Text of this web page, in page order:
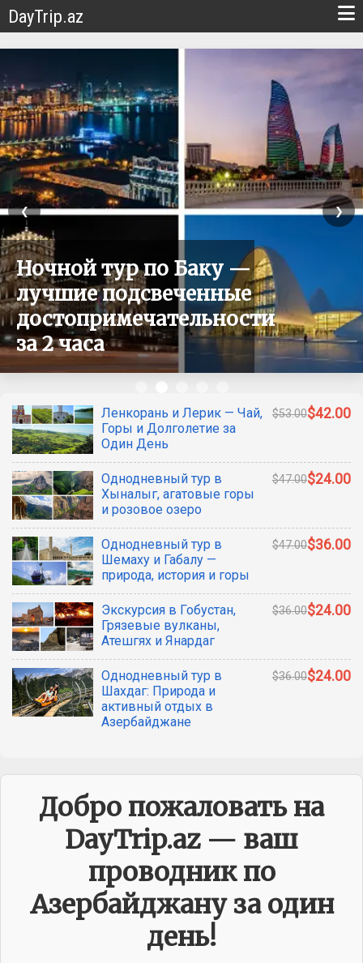
DayTrip.az
Ночной тур по Баку —
лучшие подсвеченные
достопримечательности
за 2 часа
❮ ❯
Ленкорань и Лерик — Чай,
Горы и Долголетие за
Один День
$53.00$42.00
Однодневный тур в
Хыналыг, агатовые горы
и розовое озеро
$47.00$24.00
Однодневный тур в
Шемаху и Габалу —
природа, история и горы
$47.00$36.00
Экскурсия в Гобустан,
Грязевые вулканы,
Атешгях и Янардаг
$36.00$24.00
Однодневный тур в
Шахдаг: Природа и
активный отдых в
Азербайджане
$36.00$24.00
Добро пожаловать на
DayTrip.az — ваш
проводник по
Азербайджану за один
день!